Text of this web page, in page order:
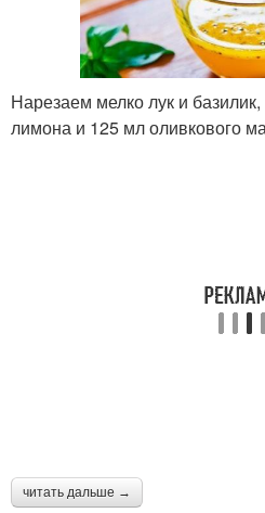
Нарезаем мелко лук и
лимона и 125 мл оливкового
читать дальше →